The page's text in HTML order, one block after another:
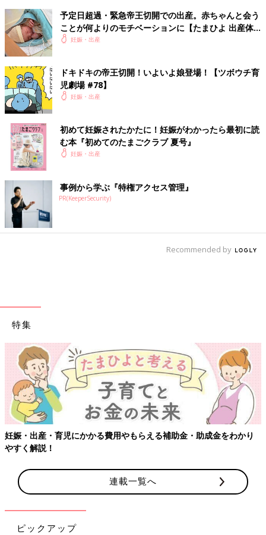
予定日超過・緊急帝王切開での出産。赤ちゃんと会う
ことが何よりのモチベーションに【たまひよ 出産体
験談】妊娠・出産
ドキドキの帝王切開！いよいよ娘登場！【ツボウチ育
児劇場 #78】
妊娠・出産
初めて妊娠されたかたに！妊娠がわかったら最初に読
む本『初めてのたまごクラブ 夏号』
妊娠・出産
事例から学ぶ『特権アクセス管理』
PR(KeeperSecurity)
Recommended by
特集
【ワクチン接種できるものも】妊婦の感染症対策、知っておいて！
連載一覧へ
ピックアップ